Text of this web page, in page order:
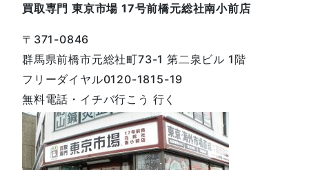
買取専門 東京市場 17号前橋元総社南小前店
〒371-0846
群馬県前橋市元総社町73-1 第二泉ビル 1階
フリーダイヤル0120-1815-19
無料電話・イチバ行こう 行く